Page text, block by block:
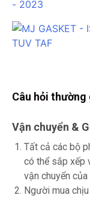
Câu hỏi thường
Vận chuyển &
Tất cả các bộ
có thể sắp xếp
vận chuyển
Người mua